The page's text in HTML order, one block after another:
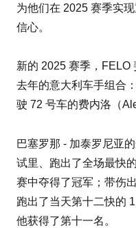
为他们在 2025 赛季实
信心。
新的 2025 赛季，FELO
去年的意大利车手组合
驶 72 号车的费内洛（
巴塞罗那 - 加泰罗尼亚
试里、跑出了全场最快
赛中夺得了冠军；带伤
跑出了当天第十二快的
他获得了第十一名。